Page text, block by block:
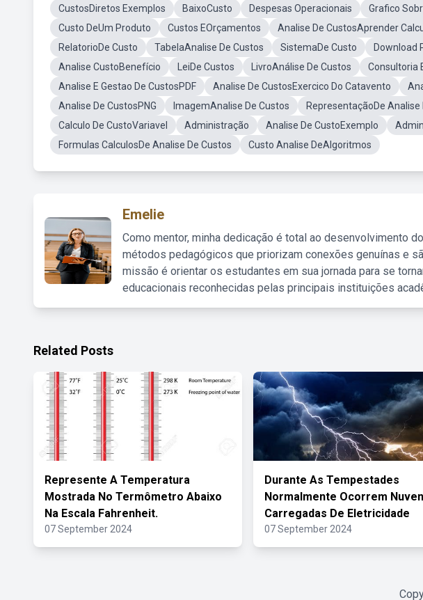
CustosDiretos Exemplos
BaixoCusto Despesas Operacionais Grafico
Custo DeUm Produto
Custos EOrçamentos Analise De CustosAprender
RelatorioDe Custo
TabelaAnalise De Custos SistemaDe Custo Download
Analise CustoBenefício
LeiDe Custos LivroAnálise De Custos Consultoria
Analise E Gestao De CustosPDF
Analise De CustosExercico Do Catavento
Analise De CustosPNG
ImagemAnalise De Custos RepresentaçãoDe Analise
Calculo De CustoVariavel
Administração Analise De CustoExemplo
Formulas CalculosDe Analise De Custos
Custo Analise DeAlgoritmos
Emelie
Como mentor, minha dedicação é total ao desenvolvimento
métodos pedagógicos que priorizam conexões genuínas e
missão é orientar os estudantes em sua jornada para se
educacionais reconhecidas pelas principais instituições
Related Posts
Represente A Temperatura
Mostrada No Termômetro Abaixo
Na Escala Fahrenheit.
07 September 2024
Durante As Tempestades
Normalmente Ocorrem
Carregadas De Eletricidade
07 September 2024